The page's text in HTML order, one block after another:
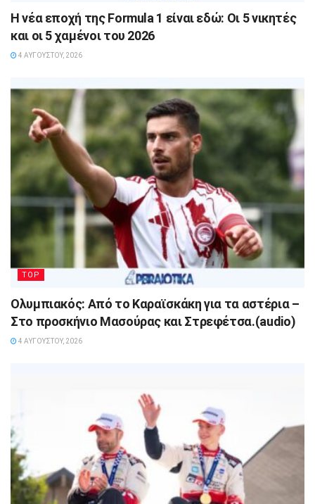
Η νέα εποχή της Formula 1 είναι εδώ: Οι 5 νικητές
και οι 5 χαμένοι του 2026
4 ΑΥΓΟΎΣΤΟΥ, 2026
TOP
Ολυμπιακός: Από το Καραϊσκάκη για τα αστέρια –
Στο προσκήνιο Μασούρας και Στρεφέτσα.(audio)
4 ΑΥΓΟΎΣΤΟΥ, 2026